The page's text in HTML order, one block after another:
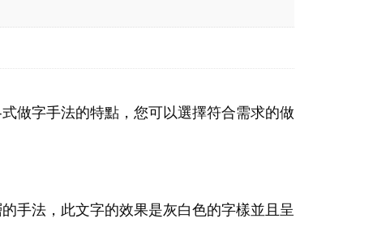
做字手法的特點，您可以選擇符合需求的做
手法，此文字的效果是灰白色的字樣並且呈